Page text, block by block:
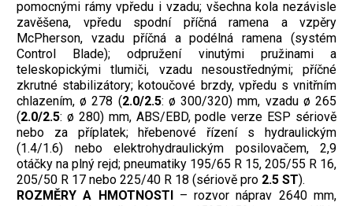
pomocnými rámy vpředu i vzadu; všechna kola nezávisle
zavěšena, vpředu spodní příčná ramena a vzpěry
McPherson, vzadu příčná a podélná ramena (systém
Control Blade); odpružení vinutými pružinami a
teleskopickými tlumiči, vzadu nesoustřednými; příčné
zkrutné stabilizátory; kotoučové brzdy, vpředu s vnitřním
chlazením, ø 278 (2.0/2.5: ø 300/320) mm, vzadu ø 265
(2.0/2.5: ø 280) mm, ABS/EBD, podle verze ESP sériově
nebo za příplatek; hřebenové řízení s hydraulickým
(1.4/1.6) nebo elektrohydraulickým posilovačem, 2,9
otáčky na plný rejd; pneumatiky 195/65 R 15, 205/55 R 16,
205/50 R 17 nebo 225/40 R 18 (sériově pro 2.5 ST).
ROZMĚRY A HMOTNOSTI – rozvor náprav 2640 mm,